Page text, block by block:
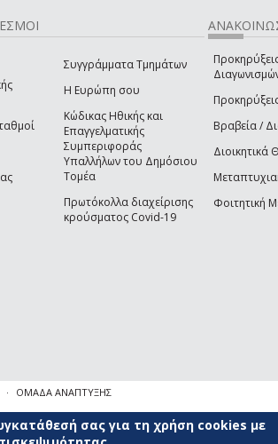
Συγγράμματα Τμημάτων
Η Ευρώπη σου
Κώδικας Ηθικής και
Επαγγελματικής
Συμπεριφοράς
Υπαλλήλων του Δημόσιου
Τομέα
Πρωτόκολλα διαχείρισης
κρούσματος Covid-19
Βραβεία /
Διοικητικά
Φοιτητική
ΟΜΑΔΑ ΑΝΑΠΤΥΞΗΣ
σας για τη χρήση cookies με